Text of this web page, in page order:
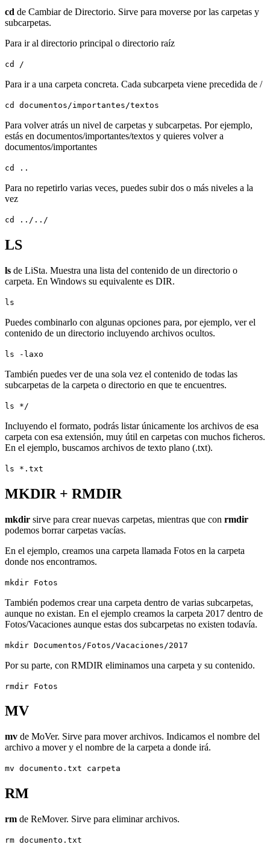
cd de Cambiar de Directorio. Sirve para moverse por las carpetas y
subcarpetas.
Para ir al directorio principal o directorio raíz
cd /
Para ir a una carpeta concreta. Cada subcarpeta viene precedida de /
cd documentos/importantes/textos
Para volver atrás un nivel de carpetas y subcarpetas. Por ejemplo,
estás en documentos/importantes/textos y quieres volver a
documentos/importantes
cd ..
Para no repetirlo varias veces, puedes subir dos o más niveles a la
vez
cd ../../
LS
ls de LiSta. Muestra una lista del contenido de un directorio o
carpeta. En Windows su equivalente es DIR.
ls
Puedes combinarlo con algunas opciones para, por ejemplo, ver el
contenido de un directorio incluyendo archivos ocultos.
ls -laxo
También puedes ver de una sola vez el contenido de todas las
subcarpetas de la carpeta o directorio en que te encuentres.
ls */
Incluyendo el formato, podrás listar únicamente los archivos de esa
carpeta con esa extensión, muy útil en carpetas con muchos ficheros.
En el ejemplo, buscamos archivos de texto plano (.txt).
ls *.txt
MKDIR + RMDIR
mkdir sirve para crear nuevas carpetas, mientras que con rmdir
podemos borrar carpetas vacías.
En el ejemplo, creamos una carpeta llamada Fotos en la carpeta
donde nos encontramos.
mkdir Fotos
También podemos crear una carpeta dentro de varias subcarpetas,
aunque no existan. En el ejemplo creamos la carpeta 2017 dentro de
Fotos/Vacaciones aunque estas dos subcarpetas no existen todavía.
mkdir Documentos/Fotos/Vacaciones/2017
Por su parte, con RMDIR eliminamos una carpeta y su contenido.
rmdir Fotos
MV
mv de MoVer. Sirve para mover archivos. Indicamos el nombre del
archivo a mover y el nombre de la carpeta a donde irá.
mv documento.txt carpeta
RM
rm de ReMover. Sirve para eliminar archivos.
rm documento.txt